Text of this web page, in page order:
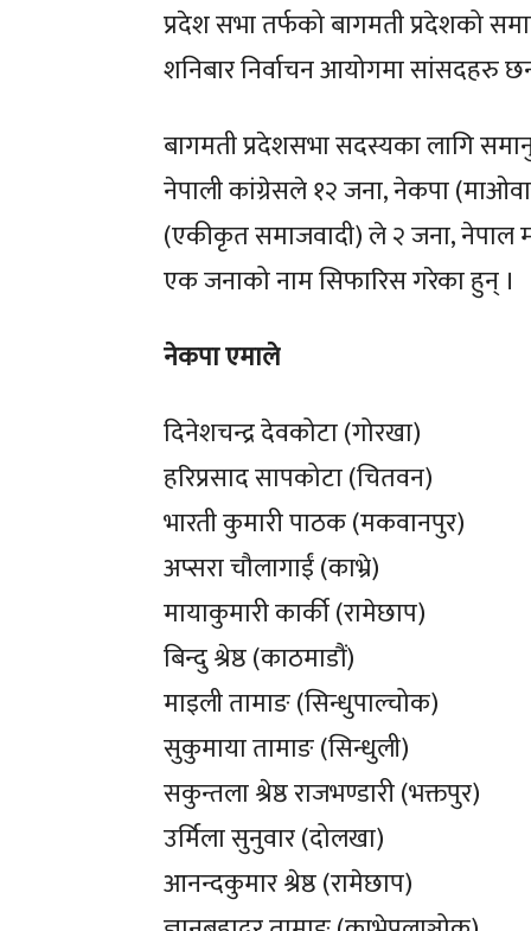
प्रदेश सभा तर्फको बागमती प्रदेशको
शनिबार निर्वाचन आयोगमा सांसदहरु
बागमती प्रदेशसभा सदस्यका लागि
नेपाली कांग्रेसले १२ जना, नेकपा
(एकीकृत समाजवादी) ले २ जना, नेपाल
एक जनाको नाम सिफारिस गरेका हुन् ।
नेकपा एमाले
दिनेशचन्द्र देवकोटा (गोरखा)
हरिप्रसाद सापकोटा (चितवन)
भारती कुमारी पाठक (मकवानपुर)
अप्सरा चौलागाईं (काभ्रे)
मायाकुमारी कार्की (रामेछाप)
बिन्दु श्रेष्ठ (काठमाडौं)
माइली तामाङ (सिन्धुपाल्चोक)
सुकुमाया तामाङ (सिन्धुली)
सकुन्तला श्रेष्ठ राजभण्डारी (भक्तपुर)
उर्मिला सुनुवार (दोलखा)
आनन्दकुमार श्रेष्ठ (रामेछाप)